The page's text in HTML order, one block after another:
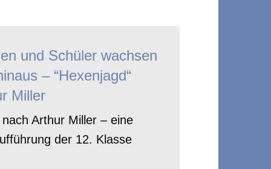
und Schüler wachsen
– “Hexenjagd“
Miller
nach Arthur Miller – eine
der 12. Klasse